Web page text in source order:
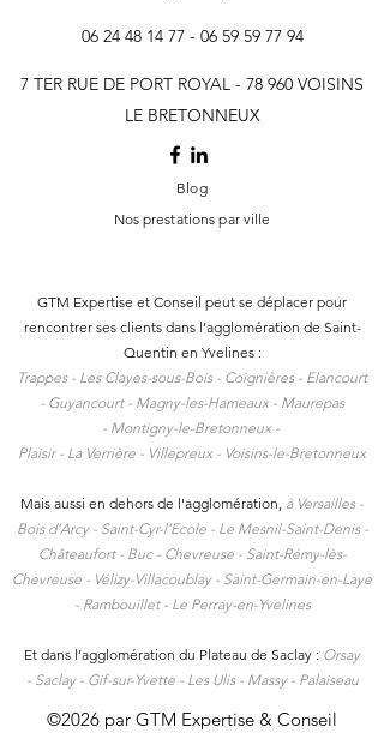
06 24 48 14 77 - 06 59 5977 94
7 TER RUE DE PORT ROYAL - 78 960 VOISINS
LE BRETONNEUX
Blog
Nos prestations par ville
GTM Expertise et Conseil peut se déplacer pour
rencontrer ses clients dans l’agglomération de Saint-
Quentin en Yvelines :
Trappes - Les Clayes-sous-Bois - Coignières - Elancourt
- Guyancourt - Magny-les-Hameaux - Maurepas
- Montigny-le-Bretonneux -
Plaisir - La Verrière - Villepreux - Voisins-le-Bretonneux
Mais aussi en dehors de l'agglomération, à Versailles -
Bois d’Arcy - Saint-Cyr-l’Ecole - Le Mesnil-Saint-Denis -
Châteaufort - Buc - Chevreuse - Saint-Rémy-lès-
Chevreuse - Vélizy-Villacoublay - Saint-Germain-en-Laye
- Rambouillet - Le Perray-en-Yvelines
Et dans l’agglomération du Plateau de Saclay : Orsay
- Saclay - Gif-sur-Yvette - Les Ulis - Massy - Palaiseau
©2026 par GTM Expertise & Conseil